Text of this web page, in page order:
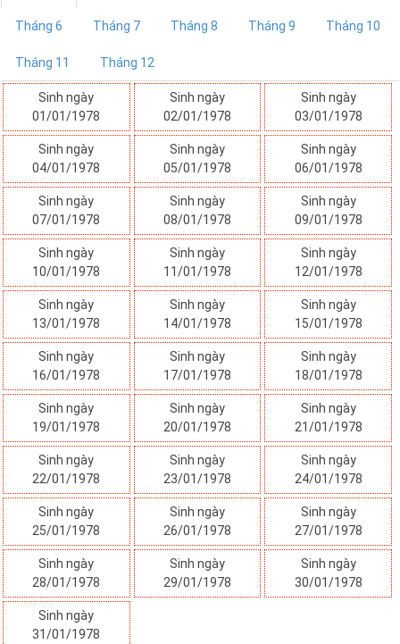
Tháng 6 Tháng 7 Tháng 8 Tháng 9 Tháng 10
Tháng 11 Tháng 12
Sinh ngày
01/01/1978
Sinh ngày
02/01/1978
Sinh ngày
03/01/1978
Sinh ngày
04/01/1978
Sinh ngày
05/01/1978
Sinh ngày
06/01/1978
Sinh ngày
07/01/1978
Sinh ngày
08/01/1978
Sinh ngày
09/01/1978
Sinh ngày
10/01/1978
Sinh ngày
11/01/1978
Sinh ngày
12/01/1978
Sinh ngày
13/01/1978
Sinh ngày
14/01/1978
Sinh ngày
15/01/1978
Sinh ngày
16/01/1978
Sinh ngày
17/01/1978
Sinh ngày
18/01/1978
Sinh ngày
19/01/1978
Sinh ngày
20/01/1978
Sinh ngày
21/01/1978
Sinh ngày
22/01/1978
Sinh ngày
23/01/1978
Sinh ngày
24/01/1978
Sinh ngày
25/01/1978
Sinh ngày
26/01/1978
Sinh ngày
27/01/1978
Sinh ngày
28/01/1978
Sinh ngày
29/01/1978
Sinh ngày
30/01/1978
Sinh ngày
31/01/1978